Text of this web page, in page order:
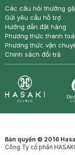
Các câu hỏi thường
Gửi yêu cầu hỗ trợ
Hướng dẫn đặt hàng
Phương thức thanh
Phương thức vận
Chính sách đổi trả
Bản quyền © 2016
Công Ty cổ phần